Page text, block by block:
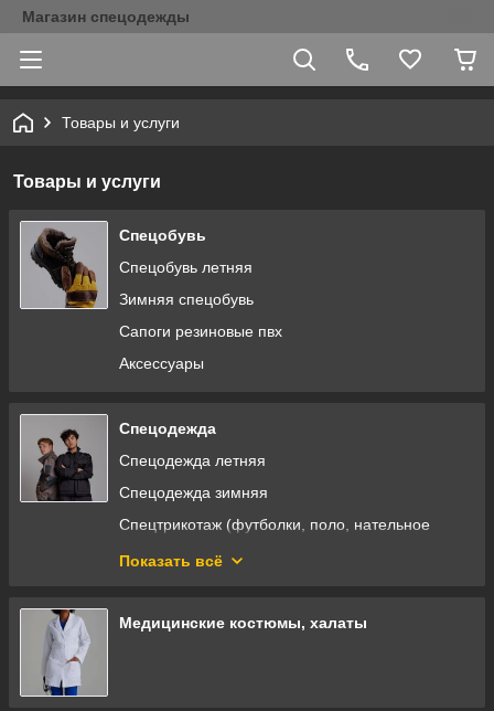
Магазин спецодежды
Товары и услуги
Товары и услуги
Спецобувь
Спецобувь летняя
Зимняя спецобувь
Сапоги резиновые пвх
Аксессуары
Спецодежда
Спецодежда летняя
Спецодежда зимняя
Спецтрикотаж (футболки, поло, нательное
Плащи, Дождевики, Водоотталкивающие
Показать всё
Медицинские костюмы, халаты